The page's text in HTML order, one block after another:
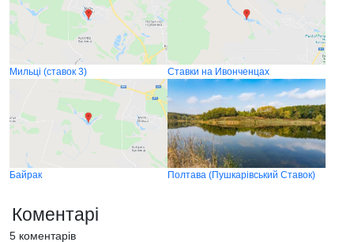
Мильці (ставок 3) Ставки на Ивонченцах
Байрак Полтава (Пушкарівський Cтавок)
Коментарі
5 коментарів